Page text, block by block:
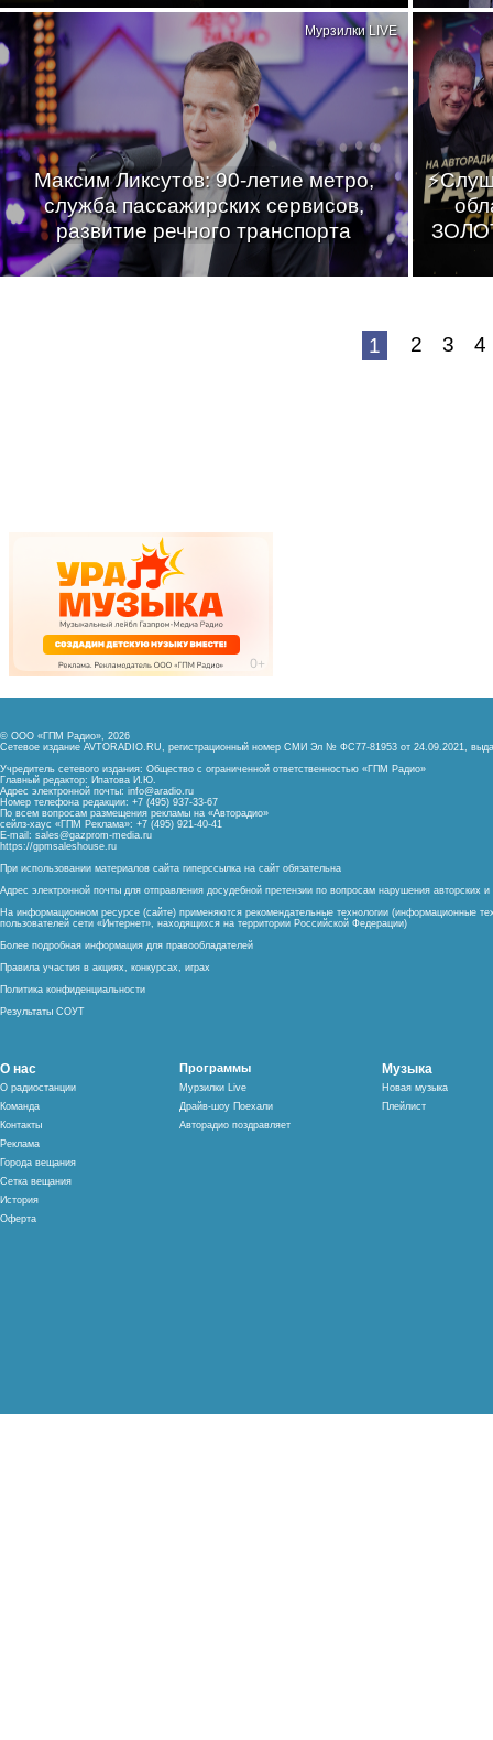
Максим Ликсутов: 90-летие метро,
служба пассажирских сервисов,
развитие речного транспорта
Мурзилки LIVE
1 2 3 4
© ООО «ГПМ Радио», 2026
Сетевое издание AVTORADIO.RU, регистрационный номер СМИ Эл № ФС77-81953 от 24.09.2021,
Учредитель сетевого издания: Общество с ограниченной ответственностью «ГПМ Радио»
Главный редактор: Ипатова И.Ю.
Адрес электронной почты: info@aradio.ru
Номер телефона редакции: +7 (495) 937-33-67
По всем вопросам размещения рекламы на «Авторадио»
сейлз-хаус «ГПМ Реклама»: +7 (495) 921-40-41
E-mail: sales@gazprom-media.ru
https://gpmsaleshouse.ru
При использовании материалов сайта гиперссылка на сайт обязательна
Адрес электронной почты для отправления досудебной претензии по вопросам нарушения авторских
На информационном ресурсе (сайте) применяются рекомендательные технологии (информационные
пользователей сети «Интернет», находящихся на территории Российской Федерации)
Более подробная информация для правообладателей
Правила участия в акциях, конкурсах, играх
Политика конфиденциальности
Результаты СОУТ
О нас
О радиостанции
Команда
Контакты
Реклама
Города вещания
Сетка вещания
История
Оферта
Программы
Мурзилки Live
Драйв-шоу Поехали
Авторадио поздравляет
Музыка
Новая музыка
Плейлист